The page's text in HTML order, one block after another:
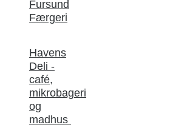
Fursund
Færgeri
Havens
Deli -
café,
mikrobageri
og
madhus